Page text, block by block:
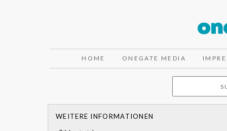
HOME ONEGATE MEDIA
WEITERE INFORMATIONEN